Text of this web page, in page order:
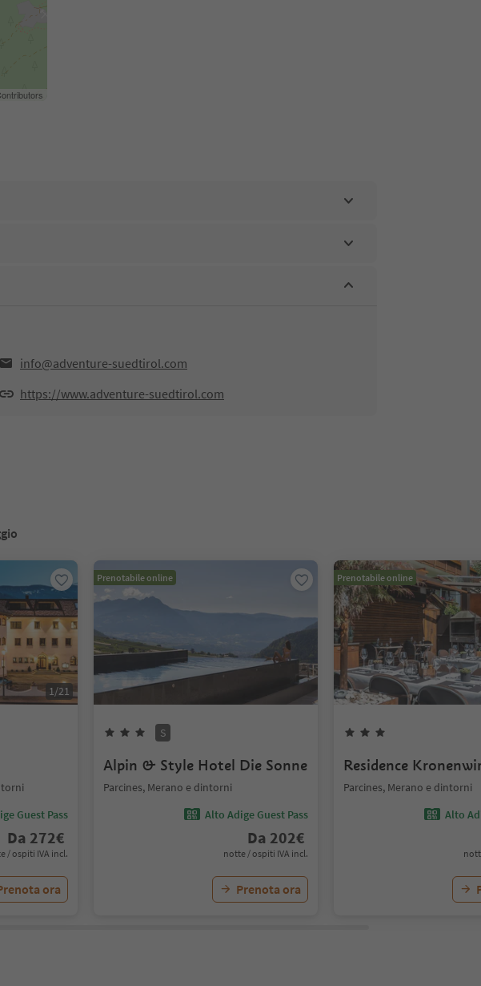
info@adventure-suedtirol.com
https://www.adventure-suedtirol.com
1/21
Guest Pass
Da 272€
/ ospiti IVA incl.
ora
Prenotabile online
S
Alpin & Style Hotel Die Sonne
Parcines, Merano e dintorni
Alto Adige Guest Pass
Da 202€
notte / ospiti IVA incl.
Prenota ora
Prenotabile online
Residence
Parcines, Merano e dintorni
Alto